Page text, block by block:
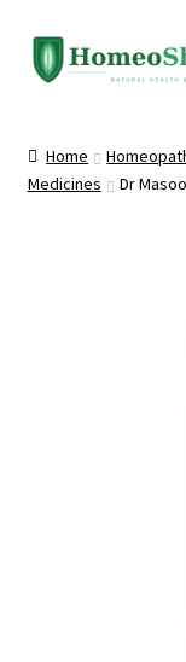
Skip
to
Skip
to
Shop All
Home
Medicines
Dr